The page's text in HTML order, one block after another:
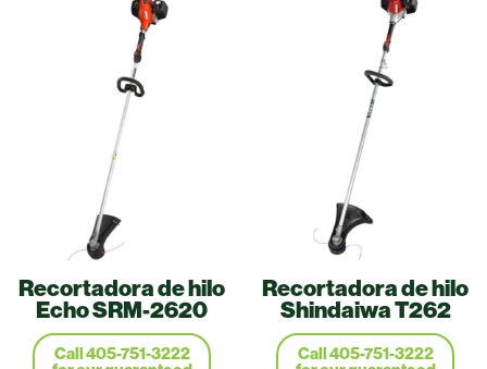
Recortadora de hilo
Echo SRM-2620
Call 405-751-3222
Recortadora de hilo
Shindaiwa T262
Call 405-751-3222